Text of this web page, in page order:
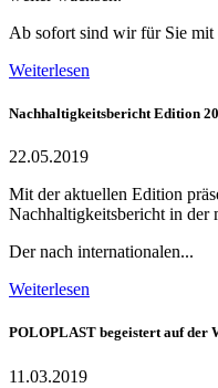
Ab sofort sind wir für Sie mit
Weiterlesen
Nachhaltigkeitsbericht Edition
22.05.2019
Mit der aktuellen Edition
Nachhaltigkeitsbericht in der
Der nach internationalen...
Weiterlesen
POLOPLAST begeistert auf der
11.03.2019